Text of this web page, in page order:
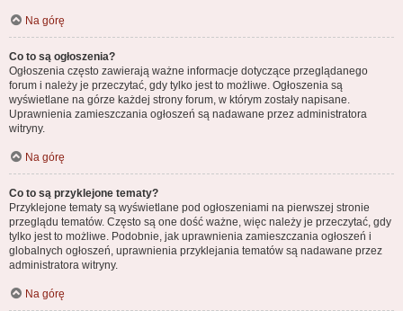
Na górę
Co to są ogłoszenia?
Ogłoszenia często zawierają ważne informacje dotyczące przeglądanego
forum i należy je przeczytać, gdy tylko jest to możliwe. Ogłoszenia są
wyświetlane na górze każdej strony forum, w którym zostały napisane.
Uprawnienia zamieszczania ogłoszeń są nadawane przez administratora
witryny.
Na górę
Co to są przyklejone tematy?
Przyklejone tematy są wyświetlane pod ogłoszeniami na pierwszej stronie
przeglądu tematów. Często są one dość ważne, więc należy je przeczytać, gdy
tylko jest to możliwe. Podobnie, jak uprawnienia zamieszczania ogłoszeń i
globalnych ogłoszeń, uprawnienia przyklejania tematów są nadawane przez
administratora witryny.
Na górę